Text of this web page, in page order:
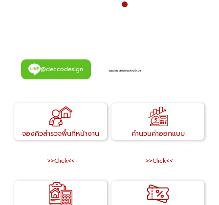
@deccodesign แอดไลน์ สอบถามให้-ปรึกษา
จองคิวสำรวจพื้นที่หน้างาน
>>Click<<
คำนวนค่าออกแบบ
>>Click<<